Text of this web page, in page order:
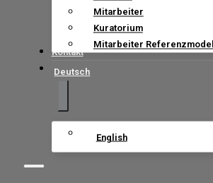
Mitarbeiter
Kuratorium
Mitarbeiter Referenzmodell
Kontakt
Deutsch
English